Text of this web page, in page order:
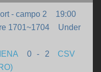
- campo 2
19:00
1701~1704
Under
0 - 2
CSV